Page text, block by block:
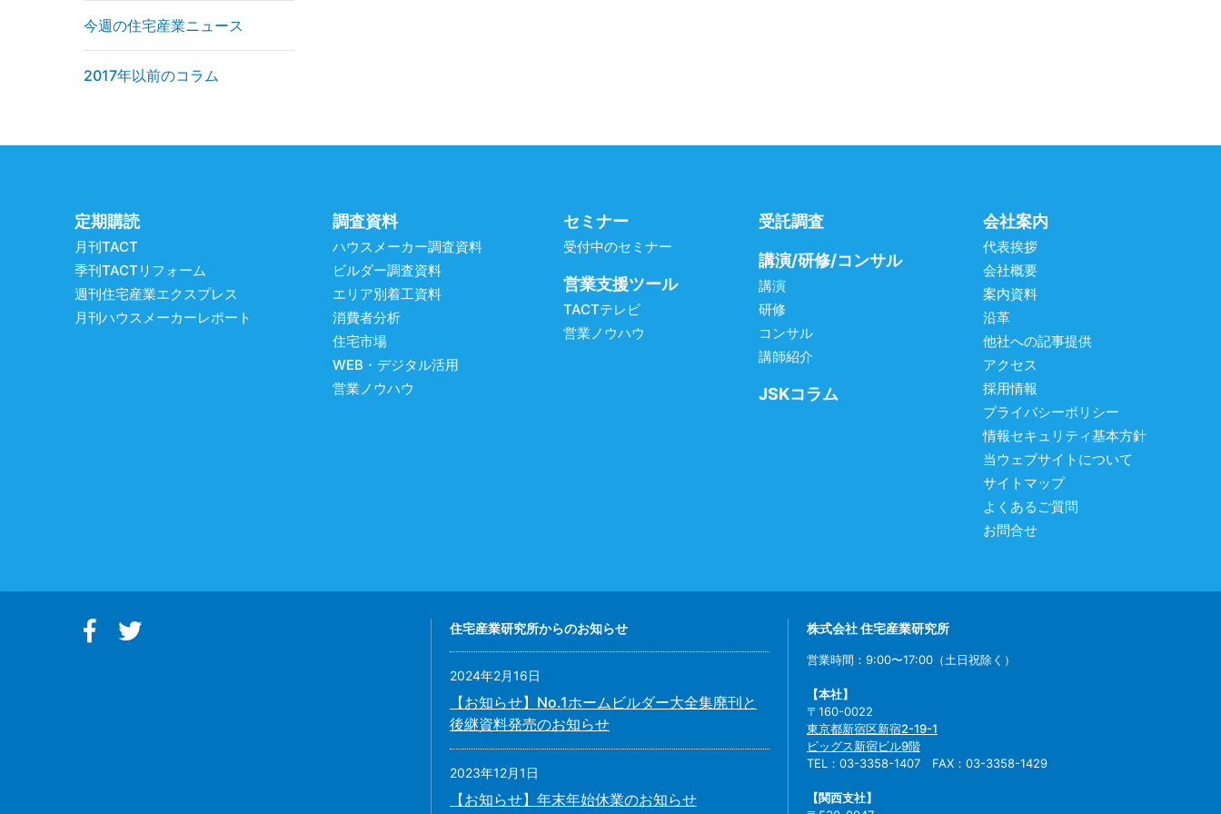
今週の住宅産業ニュース
2017年以前のコラム
定期購読
月刊TACT
季刊TACTリフォーム
週刊住宅産業エクスプレス
月刊ハウスメーカーレポート
調査資料
ハウスメーカー調査資料
ビルダー調査資料
エリア別着工資料
消費者分析
住宅市場
WEB・デジタル活用
営業ノウハウ
セミナー
受付中のセミナー
営業支援ツール
TACTテレビ
営業ノウハウ
受託調査
講演/研修/コンサル
講演
研修
コンサル
講師紹介
JSKコラム
会社案内
代表挨拶
会社概要
案内資料
沿革
他社への記事提供
アクセス
採用情報
プライバシーポリシー
情報セキュリティ基本方針
当ウェブサイトについて
サイトマップ
よくあるご質問
お問合せ
住宅産業研究所からのお知らせ
2024年2月16日
【お知らせ】No.1ホームビルダー大全集廃刊と
後継資料発売のお知らせ
2023年12月1日
【お知らせ】年末年始休業のお知らせ
株式会社 住宅産業研究所
営業時間：9:00〜17:00（土日祝除く）
【本社】
〒160-0022
東京都新宿区新宿2-19-1
ビッグス新宿ビル9階
TEL：03-3358-1407 FAX：03-3358-1429
【関西支社】